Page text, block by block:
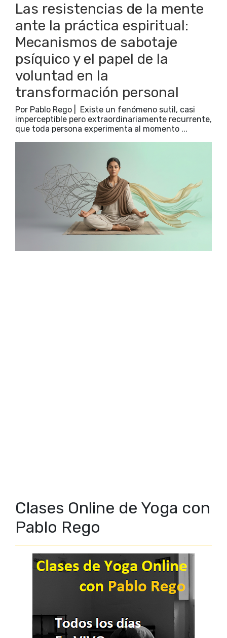
Las resistencias de la mente
ante la práctica espiritual:
Mecanismos de sabotaje
psíquico y el papel de la
voluntad en la
transformación personal
Por Pablo Rego | Existe un fenómeno sutil, casi
imperceptible pero extraordinariamente recurrente,
que toda persona experimenta al momento ...
Clases Online de Yoga con
Pablo Rego